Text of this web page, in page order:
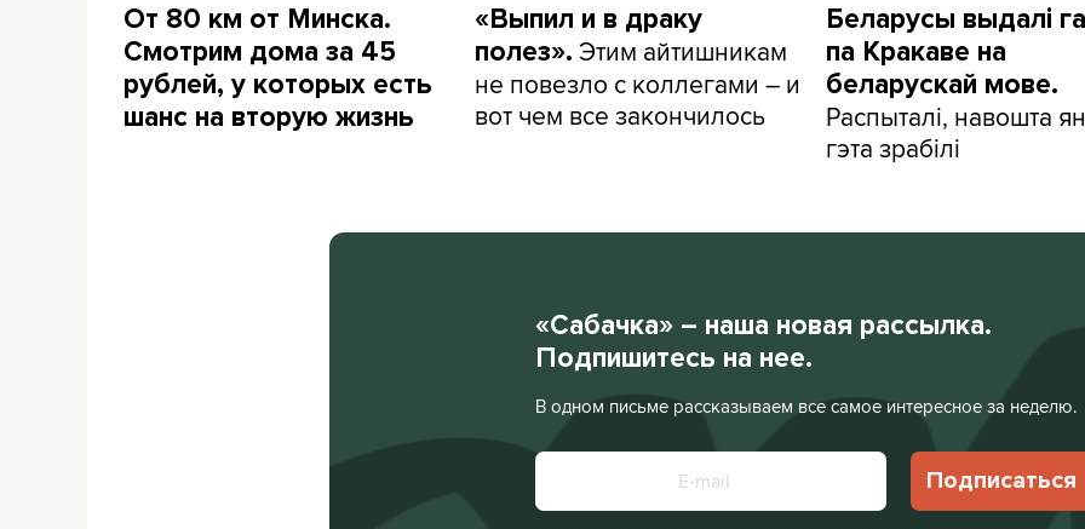
От 80 км от Минска.
Смотрим дома за 45
рублей, у которых есть
шанс на вторую жизнь
«Выпил и в драку
полез». Этим айтишникам
не повезло с коллегами – и
вот чем все закончилось
Беларусы выдалі
па Кракаве на
беларускай мове.
Распыталі, навошта
гэта зрабілі
«Сабачка» – наша новая рассылка.
Подпишитесь на нее.
В одном письме рассказываем все самое интересное за неделю.
Подписаться